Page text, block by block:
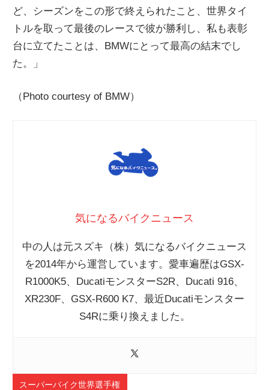
ど、シーズンをこの形で終えられたこと、世界タイ
トルを取って最後のレースで彼が勝利し、私も表彰
台に立てたことは、BMWにとって最高の結末でし
た。」
（Photo courtesy of BMW）
気になるバイクニュース
中の人は元スズキ（株）気になるバイクニュース
を2014年から運営しています。愛車遍歴はGSX-
R1000K5、DucatiモンスターS2R、Ducati 916、
XR230F、GSX-R600 K7、最近Ducatiモンスター
S4Rに乗り換えました。
スーパーバイク世界選手権